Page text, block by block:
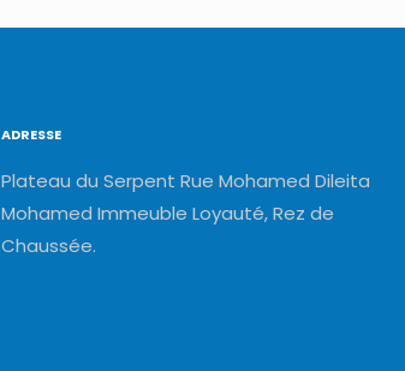
ADRESSE
Plateau du Serpent Rue Mohamed Dileita
Mohamed Immeuble Loyauté, Rez de
Chaussée.